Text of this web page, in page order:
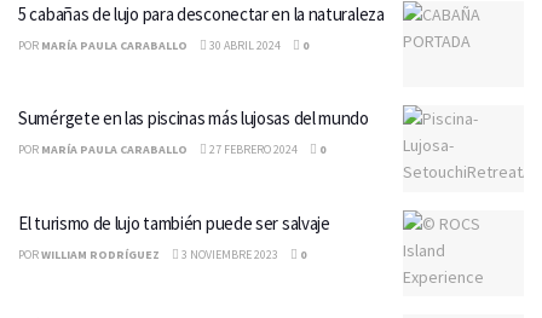
5 cabañas de lujo para desconectar en la naturaleza
POR MARÍA PAULA CARABALLO 30 ABRIL 2024 0
Sumérgete en las piscinas más lujosas del mundo
POR MARÍA PAULA CARABALLO 27 FEBRERO 2024 0
El turismo de lujo también puede ser salvaje
PORWILLIAM RODRÍGUEZ 3 NOVIEMBRE 2023 0